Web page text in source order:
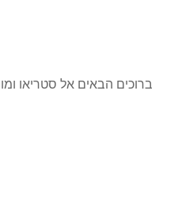
ברוכים הבאים אל סטריאו